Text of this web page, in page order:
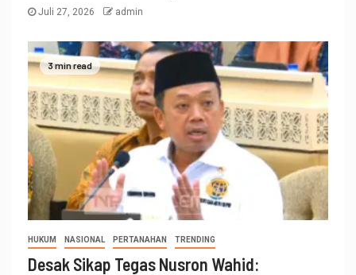
Juli 27, 2026 admin
3 min read
HUKUM NASIONAL PERTANAHAN TRENDING
Desak Sikap Tegas Nusron Wahid: